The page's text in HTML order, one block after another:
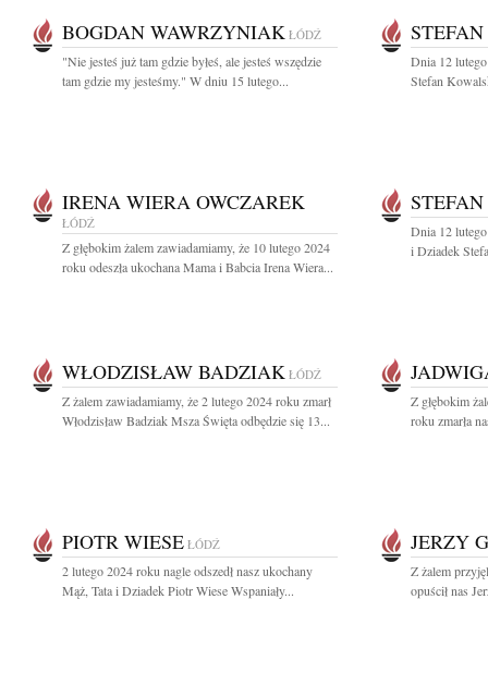
BOGDAN WAWRZYNIAK ŁÓDŹ
"Nie jesteś już tam gdzie byłeś, ale jesteś wszędzie
tam gdzie my jesteśmy." W dniu 15 lutego...
Dnia 12
Stefan
IRENA WIERA OWCZAREK
ŁÓDŹ
Z głębokim żalem zawiadamiamy, że 10 lutego 2024
roku odeszła ukochana Mama i Babcia Irena Wiera...
Dnia 12
i Dziadek
WŁODZISŁAW BADZIAK ŁÓDŹ
Z żalem zawiadamiamy, że 2 lutego 2024 roku zmarł
Włodzisław Badziak Msza Święta odbędzie się 13...
Z głębokim
roku zmarła
PIOTR WIESE ŁÓDŹ
2 lutego 2024 roku nagle odszedł nasz ukochany
Mąż, Tata i Dziadek Piotr Wiese Wspaniały...
JERZY
Z żalem
opuścił nas